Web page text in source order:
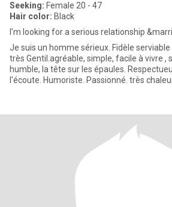
Seeking: Female 20 - 47
Hair color: Black
I'm looking for a serious relationship
Je suis un homme sérieux. Fidèle
très Gentil.agréable, simple, facile à vivre ,
humble, la tête sur les épaules.